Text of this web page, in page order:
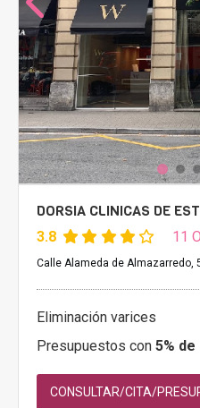
DORSIA CLINICAS DE
3.8 11
Calle Alameda de Almazarredo,
Eliminación varices
Presupuestos con 5%
CONSULTAR/CITA/